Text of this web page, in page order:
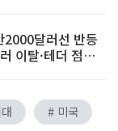
달러선 반등
이탈·테더 점유
# 미국